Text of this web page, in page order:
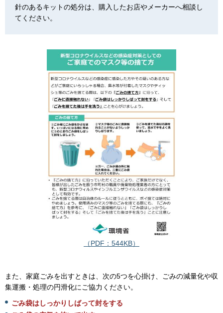
針のあるキットの処分は、購入したお店やメーカーへ相談し
てください。
（PDF：544KB）
また、家庭ごみを出すときは、次の5つを心掛け、ごみの減量化や収
集運搬・処理の円滑化にご協力ください。
ごみ袋はしっかりしばって封をする